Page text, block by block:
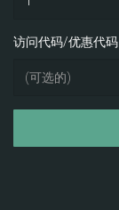
访问代码/优惠代码